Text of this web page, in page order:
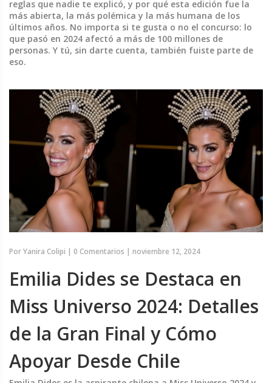
reglas que nadie te explicó, y por qué esta edición fue la
más abierta, la más polémica y la más humana de los
últimos años. No importa si te gusta o no el concurso: lo
que pasó en 2024 afectó a más de 100 millones de
personas. Y tú, sin darte cuenta, también fuiste parte de
eso.
PorYanira Colipi | 0 Comentarios | noviembre 12, 2024
Emilia Dides se Destaca en
Miss Universo 2024: Detalles
de la Gran Final y Cómo
Apoyar Desde Chile